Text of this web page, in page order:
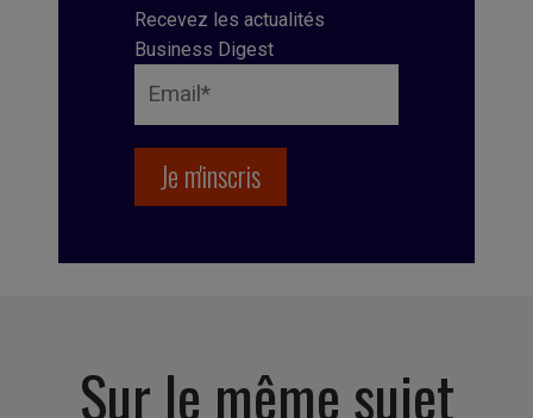
Recevez les actualités
Business Digest
Sur le même sujet